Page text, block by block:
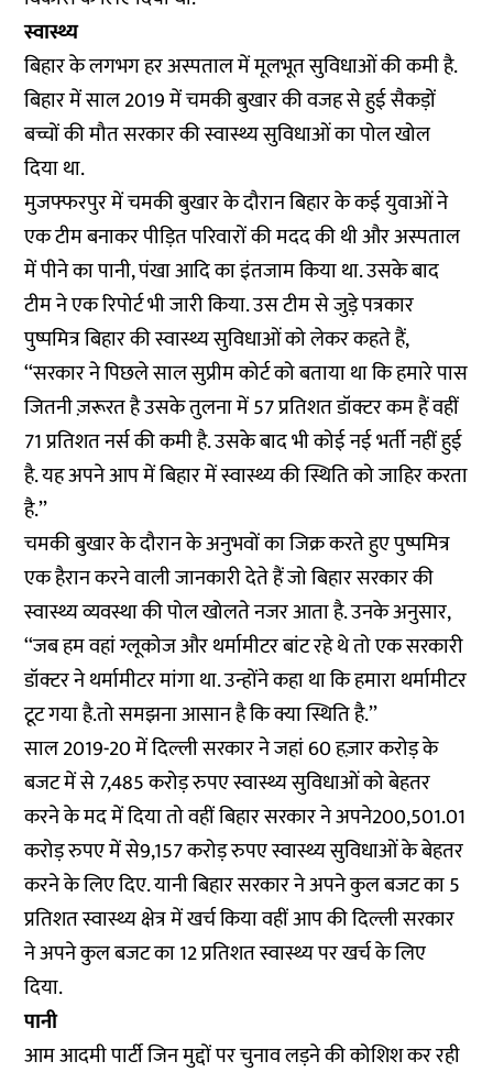
स्वास्थ्य
बिहार के लगभग हर अस्पताल में मूलभूत सुविधाओं की कमी है.
बिहार में साल 2019 में चमकी बुखार की वजह से हुई सैकड़ों
बच्चों की मौत सरकार की स्वास्थ्य सुविधाओं का पोल खोल
दिया था.
मुजफ्फरपुर में चमकी बुखार के दौरान बिहार के कई युवाओं ने
एक टीम बनाकर पीड़ित परिवारों की मदद की थी और अस्पताल
में पीने का पानी, पंखा आदि का इंतजाम किया था. उसके बाद
टीम ने एक रिपोर्ट भी जारी किया. उस टीम से जुड़े पत्रकार
पुष्पमित्र बिहार की स्वास्थ्य सुविधाओं को लेकर कहते हैं,
‘‘सरकार ने पिछले साल सुप्रीम कोर्ट को बताया था कि हमारे पास
जितनी ज़रूरत है उसके तुलना में 57 प्रतिशत डॉक्टर कम हैं वहीं
71 प्रतिशत नर्स की कमी है. उसके बाद भी कोई नई भर्ती नहीं हुई
है. यह अपने आप में बिहार में स्वास्थ्य की स्थिति को जाहिर करता
है.’’
चमकी बुखार के दौरान के अनुभवों का जिक्र करते हुए पुष्पमित्र
एक हैरान करने वाली जानकारी देते हैं जो बिहार सरकार की
स्वास्थ्य व्यवस्था की पोल खोलते नजर आता है. उनके अनुसार,
‘‘जब हम वहां ग्लूकोज और थर्मामीटर बांट रहे थे तो एक सरकारी
डॉक्टर ने थर्मामीटर मांगा था. उन्होंने कहा था कि हमारा थर्मामीटर
टूट गया है.तो समझना आसान है कि क्या स्थिति है.’’
साल 2019-20 में दिल्ली सरकार ने जहां 60 हज़ार करोड़ के
बजट में से 7,485 करोड़ रुपए स्वास्थ्य सुविधाओं को बेहतर
करने के मद में दिया तो वहीं बिहार सरकार ने अपने200,501.01
करोड़ रुपए में से9,157 करोड़ रुपए स्वास्थ्य सुविधाओं के बेहतर
करने के लिए दिए. यानी बिहार सरकार ने अपने कुल बजट का 5
प्रतिशत स्वास्थ्य क्षेत्र में खर्च किया वहीं आप की दिल्ली सरकार
ने अपने कुल बजट का 12 प्रतिशत स्वास्थ्य पर खर्च के लिए
दिया.
पानी
आम आदमी पार्टी जिन मुद्दों पर चुनाव लड़ने की कोशिश कर रही